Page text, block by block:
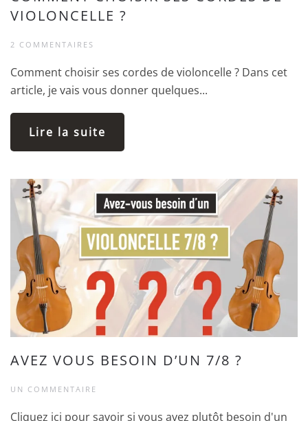
VIOLONCELLE ?
2 COMMENTAIRES
Comment choisir ses cordes de violoncelle ? Dans cet
article, je vais vous donner quelques...
Lire la suite
AVEZ VOUS BESOIN D’UN 7/8 ?
UN COMMENTAIRE
Cliquez ici pour savoir si vous avez plutôt besoin d'un